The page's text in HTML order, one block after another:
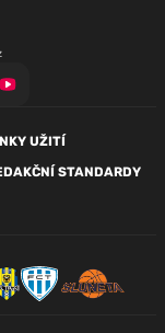
UŽITÍ
STANDARDY